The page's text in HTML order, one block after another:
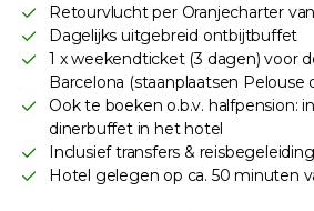
Retourvlucht per Oranjecharter
Dagelijks uitgebreid ontbijtbuffet
1 x weekendticket (3 dagen) voor
Barcelona (staanplaatsen Pelouse
Ook te boeken o.b.v. halfpension:
dinerbuffet in het hotel
Inclusief transfers & reisbegeleiding
Hotel gelegen op ca. 50 minuten